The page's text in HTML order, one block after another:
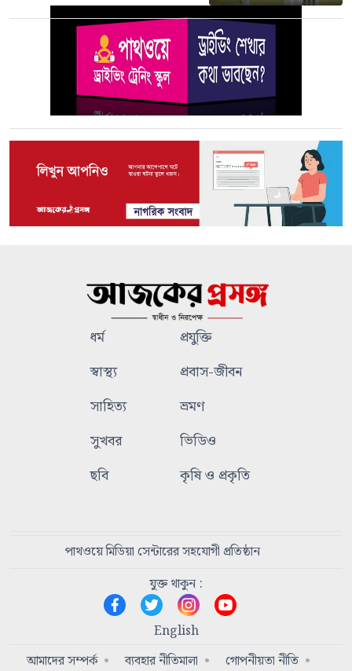
ধর্ম
প্রযুক্তি
স্বাস্থ্য
প্রবাস-জীবন
সাহিত্য
ভ্রমণ
সুখবর
ভিডিও
ছবি
কৃষি ও প্রকৃতি
পাথওয়ে মিডিয়া সেন্টারের সহযোগী প্রতিষ্ঠান
যুক্ত থাকুন :
English
আমাদের সম্পর্ক
ব্যবহার নীতিমালা গোপনীয়তা নীতি